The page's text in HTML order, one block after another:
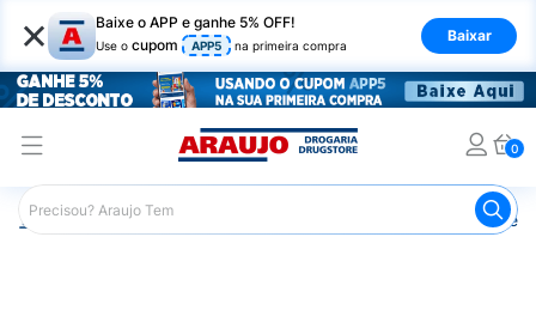
× Baixe o APP e ganhe 5% OFF!
Use o cupom APP5 na primeira compra
Baixar
0
Araujo Nutrição Saudável Barra de